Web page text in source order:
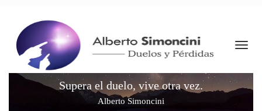
Supera el duelo, vive otra vez.
Alberto Simoncini